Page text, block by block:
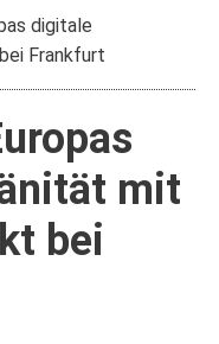
digitale
Frankfurt
mit
bei